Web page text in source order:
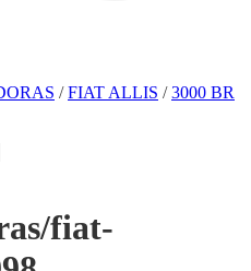
/FIAT ALLIS /3000 BR
fiat-